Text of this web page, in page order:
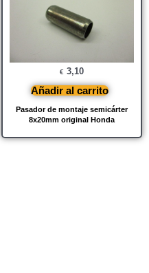
Pasador de montaje semicárter
8x20mm original Honda
€ 3,10
Añadir al carrito